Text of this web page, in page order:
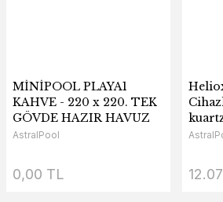
MİNİPOOL PLAYA1
KAHVE - 220 x 220. TEK
GÖVDE HAZIR HAVUZ
AstralPool
0,00 TL
20/